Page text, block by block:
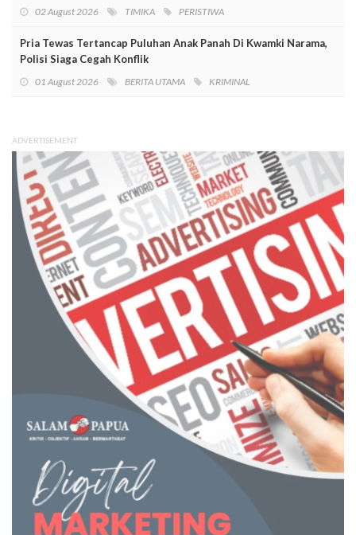
02 August 2026 TIMIKA PERISTIWA
Pria Tewas Tertancap Puluhan Anak Panah Di Kwamki Narama,
Polisi Siaga Cegah Konflik
01 August 2026 BERITA UTAMA KRIMINAL
ADVERTISEMENT